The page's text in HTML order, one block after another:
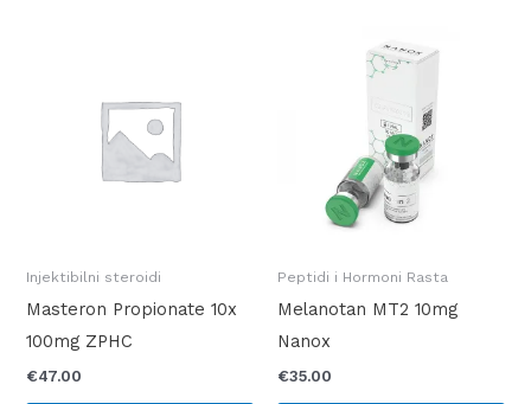
Injektibilni steroidi
Masteron Propionate 10x
100mg ZPHC
€47.00
Peptidi i Hormoni Rasta
Melanotan MT2 10mg
Nanox
€35.00